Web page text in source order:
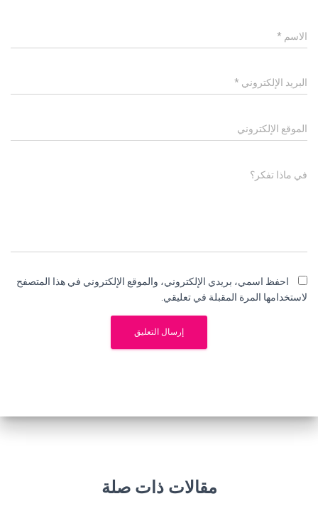
الاسم *
البريد الإلكتروني *
الموقع الإلكتروني
في ماذا تفكر؟
احفظ اسمي، بريدي الإلكتروني، والموقع الإلكتروني في هذا المتصفح
لاستخدامها المرة المقبلة في تعليقي.
مقالات ذات صلة